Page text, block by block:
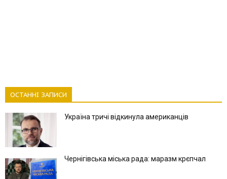
ОСТАННІ ЗАПИСИ
Україна тричі відкинула американців
Чернігівська міська рада: маразм крєпчал